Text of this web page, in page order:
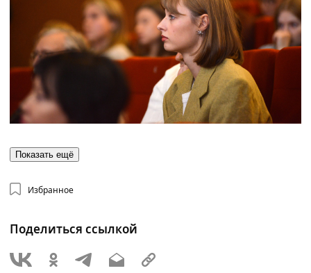
Показать ещё
Избранное
Поделиться ссылкой